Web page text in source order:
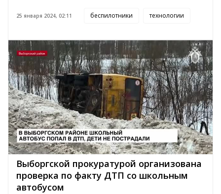
25 января 2024, 02:11 беспилотники технологии
Выборгской прокуратурой организована
проверка по факту ДТП со школьным
автобусом